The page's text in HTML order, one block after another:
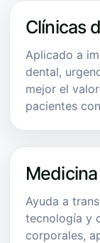
Clínicas
Aplicado a
dental,
mejor el
pacientes
Ayuda a
tecnología y
corporales,